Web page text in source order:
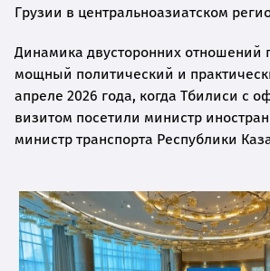
Грузии в центральноазиатском
Динамика двусторонних отношений
мощный политический и
апреле 2026 года, когда Тбилиси с
визитом посетили министр
министр транспорта Республики